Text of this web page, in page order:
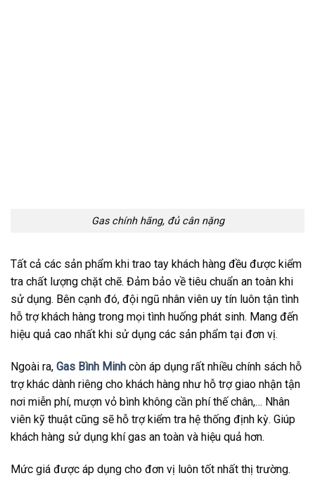
Gas chính hãng, đủ cân nặng
Tất cả các sản phẩm khi trao tay khách hàng đều được kiểm
tra chất lượng chặt chẽ. Đảm bảo về tiêu chuẩn an toàn khi
sử dụng. Bên cạnh đó, đội ngũ nhân viên uy tín luôn tận tình
hỗ trợ khách hàng trong mọi tình huống phát sinh. Mang đến
hiệu quả cao nhất khi sử dụng các sản phẩm tại đơn vị.
Ngoài ra, Gas Bình Minh còn áp dụng rất nhiều chính sách hỗ
trợ khác dành riêng cho khách hàng như hỗ trợ giao nhận tận
nơi miễn phí, mượn vỏ bình không cần phí thế chân,… Nhân
viên kỹ thuật cũng sẽ hỗ trợ kiểm tra hệ thống định kỳ. Giúp
khách hàng sử dụng khí gas an toàn và hiệu quả hơn.
Mức giá được áp dụng cho đơn vị luôn tốt nhất thị trường.